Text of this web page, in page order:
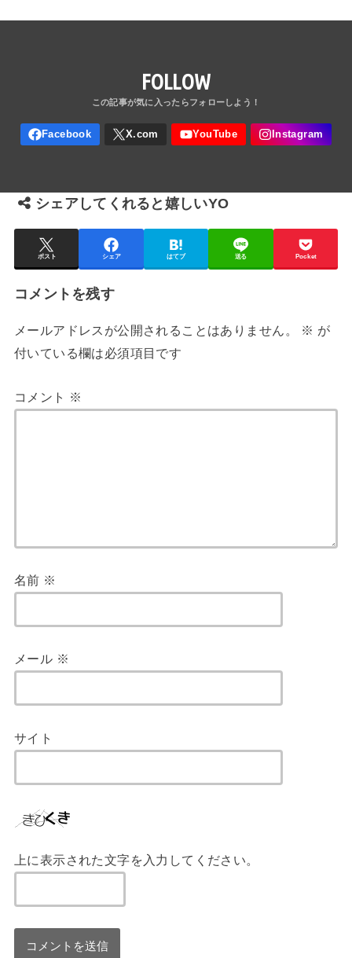
FOLLOW
シェアしてくれると嬉しいYO
ポスト シェア はてブ 送る Pocket
コメントを残す
メールアドレスが公開されることはありません。 ※ が
付いている欄は必須項目です
コメント ※
名前 ※
メール ※
サイト
上に表示された文字を入力してください。